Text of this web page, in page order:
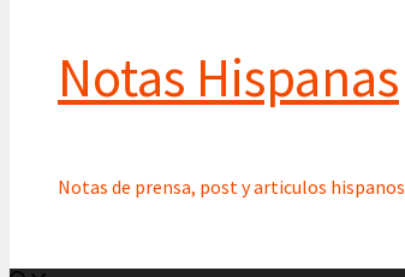
Notas Hispanas
Notas de prensa, post y articulos hispanos